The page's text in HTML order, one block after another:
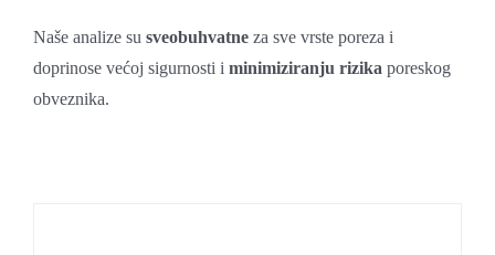
Naše analize su sveobuhvatne za sve vrste poreza i
doprinose većoj sigurnosti i minimiziranju rizika poreskog
obveznika.